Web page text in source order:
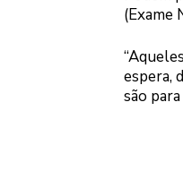
(Exame
espera,
são